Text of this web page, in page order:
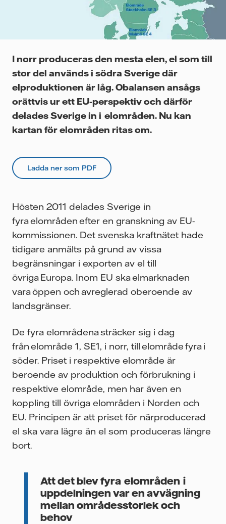
I norr produceras den mesta elen, el som till
stor del används i södra Sverige där
elproduktionen är låg. Obalansen ansågs
orättvis ur ett EU-perspektiv och därför
delades Sverige in i elområden. Nu kan
kartan för elområden ritas om.
Ladda ner som PDF
Hösten 2011 delades Sverige in
fyra elområden efter en granskning av EU-
kommissionen. Det svenska kraftnätet hade
tidigare anmälts på grund av vissa
begränsningar i exporten av el till
övriga Europa. Inom EU ska elmarknaden
vara öppen och avreglerad oberoende av
landsgränser.
De fyra elområdena sträcker sig i dag
från elområde 1, SE1, i norr, till elområde fyra i
söder. Priset i respektive elområde är
beroende av produktion och förbrukning i
respektive elområde, men har även en
koppling till övriga elområden i Norden och
EU. Principen är att priset för närproducerad
el ska vara lägre än el som produceras längre
bort.
Att det blev fyra elområden i
uppdelningen var en avvägning
mellan områdesstorlek och
behov